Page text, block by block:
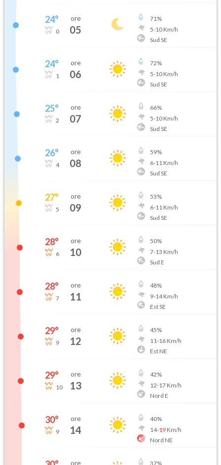
24°
0
ore
05
71%
5-10Km/h
Sud SE
24°
1
ore
06
72%
5-10Km/h
Sud SE
25°
2
ore
07
66%
5-10Km/h
Sud SE
26°
4
ore
08
59%
6-11 Km/h
Sud SE
27°
5
ore
09
53%
6-11 Km/h
Sud SE
28°
6
ore
10
50%
7-13 Km/h
Sud E
28°
7
ore
11
48%
9-14Km/h
Est SE
29°
9
ore
12
45%
11-16Km/h
Est NE
29°
10
ore
13
42%
12-17Km/h
Nord E
30°
9
ore
14
40%
14-19Km/h
Nord NE
ore 37%